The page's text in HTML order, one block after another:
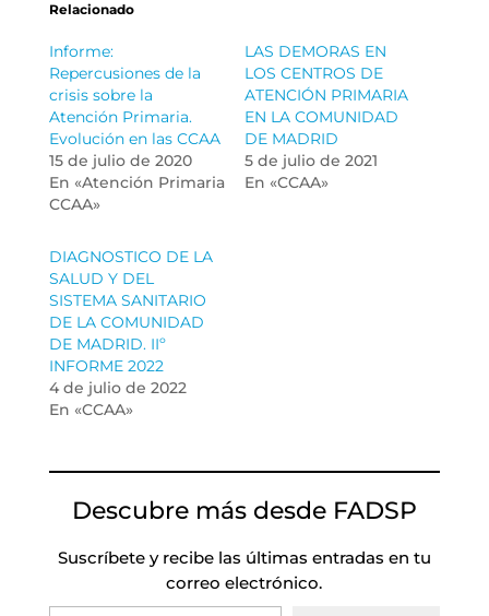
Relacionado
Informe:
Repercusiones de la
crisis sobre la
Atención Primaria.
Evolución en las CCAA
15 de julio de 2020
En «Atención Primaria
CCAA»
LAS DEMORAS EN
LOS CENTROS DE
ATENCIÓN PRIMARIA
EN LA COMUNIDAD
DE MADRID
5 de julio de 2021
En «CCAA»
DIAGNOSTICO DE LA
SALUD Y DEL
SISTEMA SANITARIO
DE LA COMUNIDAD
DE MADRID. IIº
INFORME 2022
4 de julio de 2022
En «CCAA»
Descubre más desde FADSP
Suscríbete y recibe las últimas entradas en tu
correo electrónico.
Escribe tu correo electrónico…